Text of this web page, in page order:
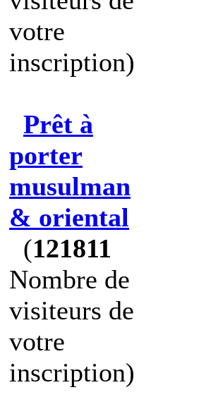
votre
inscription)
Prêt à
porter
musulman
& oriental
(121811
Nombre de
visiteurs de
votre
inscription)